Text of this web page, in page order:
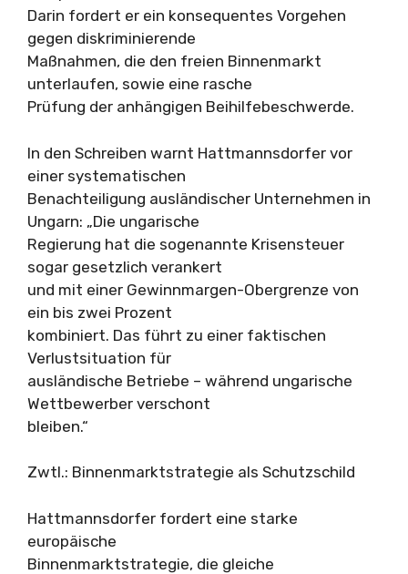
Darin fordert er ein konsequentes Vorgehen
gegen diskriminierende
Maßnahmen, die den freien Binnenmarkt
unterlaufen, sowie eine rasche
Prüfung der anhängigen Beihilfebeschwerde.
In den Schreiben warnt Hattmannsdorfer vor
einer systematischen
Benachteiligung ausländischer Unternehmen in
Ungarn: „Die ungarische
Regierung hat die sogenannte Krisensteuer
sogar gesetzlich verankert
und mit einer Gewinnmargen-Obergrenze von
ein bis zwei Prozent
kombiniert. Das führt zu einer faktischen
Verlustsituation für
ausländische Betriebe – während ungarische
Wettbewerber verschont
bleiben.“
Zwtl.: Binnenmarktstrategie als Schutzschild
Hattmannsdorfer fordert eine starke
europäische
Binnenmarktstrategie, die gleiche